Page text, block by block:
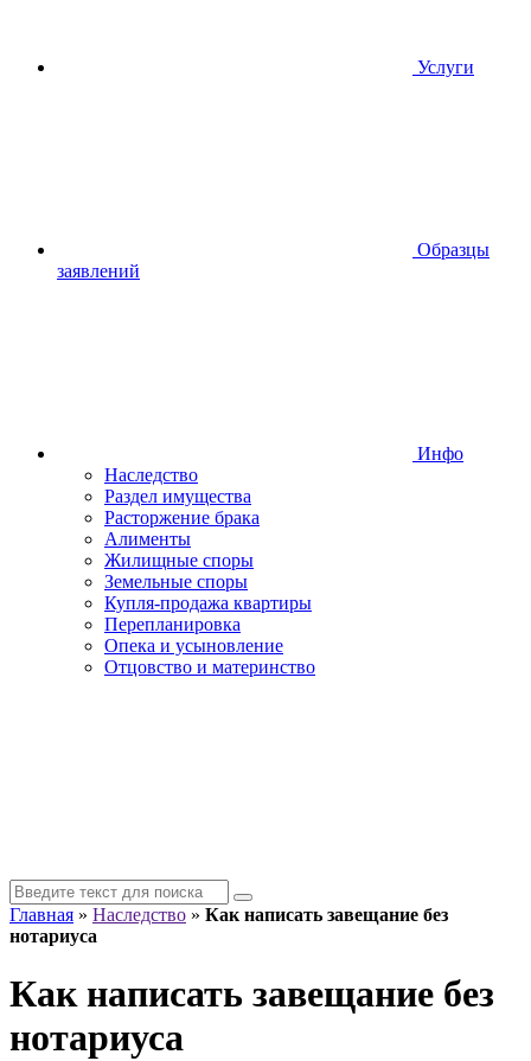
Услуги
Образцы
заявлений
Инфо
Наследство
Раздел имущества
Расторжение брака
Алименты
Жилищные споры
Земельные споры
Купля-продажа квартиры
Перепланировка
Опека и усыновление
Отцовство и материнство
Главная » Наследство » Как написать завещание без
нотариуса
Как написать завещание без
нотариуса